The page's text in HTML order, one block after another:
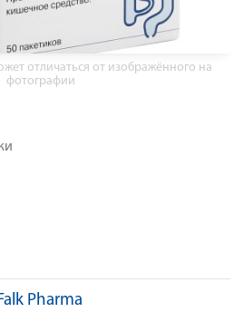
отличаться от изображённого на
фотографии
Pharma